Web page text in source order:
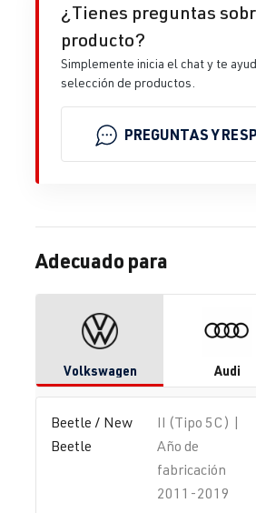
¿Tienes preguntas
producto?
Simplemente inicia el chat y te
selección de productos.
PREGUNTAS Y
Adecuado para
Volkswagen Audi
Beetle / New
Beetle
II (Tipo 5C) |
Año de
fabricación
2011-2019